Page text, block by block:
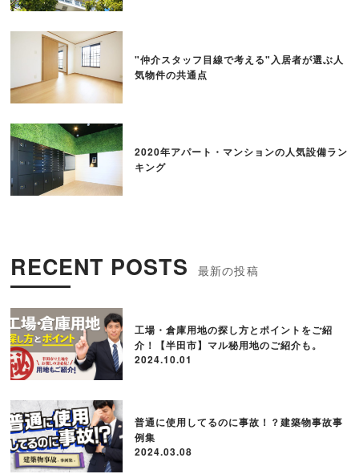
"仲介スタッフ目線で考える"入居者が選ぶ人
気物件の共通点
2020年アパート・マンションの人気設備ラン
キング
RECENT POSTS
工場・倉庫用地の探し方とポイントをご紹
介！【半田市】マル秘用地のご紹介も。
2024.10.01
普通に使用してるのに事故！？建築物事故事
例集
2024.03.08